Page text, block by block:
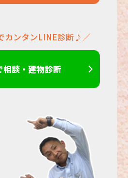
カンタンLINE診断♪／
相談・建物診断